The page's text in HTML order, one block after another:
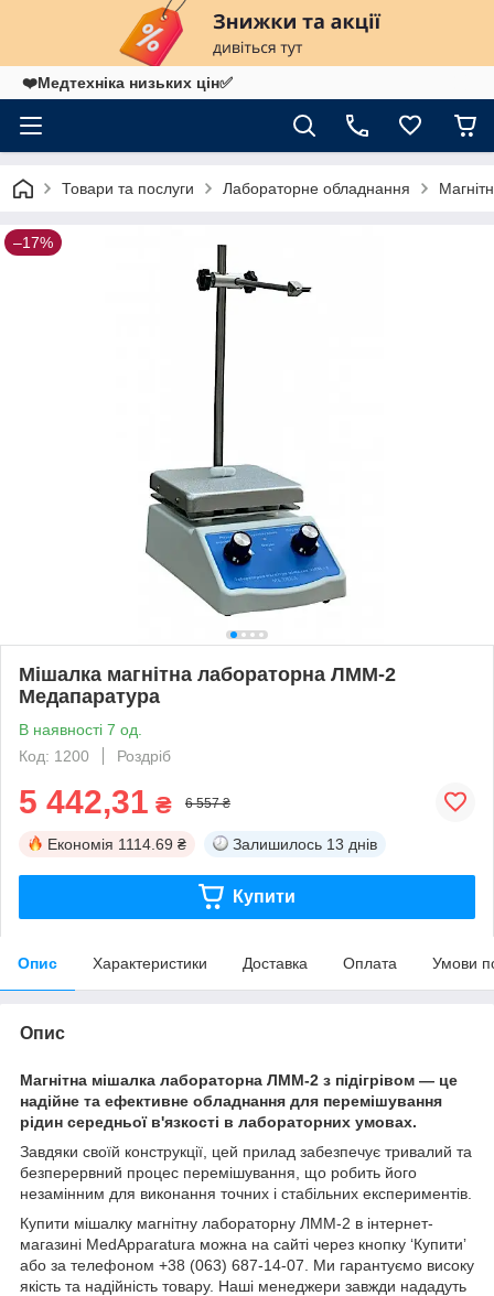
❤️Медтехніка низьких цін✅
Товари та послуги Лабораторне обладнання
–17%
Мішалка магнітна лабораторна ЛММ-2
Медапаратура
В наявності 7 од.
Код: 1200
Роздріб
5 442,31 ₴ 6 557 ₴
Економія 1114.69 ₴ Залишилось 13 днів
Купити
Опис Характеристики Доставка Оплата Умови
Опис
Магнітна мішалка лабораторна ЛММ-2 з підігрівом — це
надійне та ефективне обладнання для перемішування
рідин середньої в'язкості в лабораторних умовах.
Завдяки своїй конструкції, цей прилад забезпечує тривалий та
безперервний процес перемішування, що робить його
незамінним для виконання точних і стабільних експериментів.
Купити мішалку магнітну лабораторну ЛММ-2 в інтернет-
магазині MedApparatura можна на сайті через кнопку ‘Купитиʼ
або за телефоном +38 (063) 687-14-07. Ми гарантуємо високу
якість та надійність товару. Наші менеджери завжди нададуть